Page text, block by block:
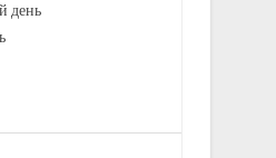
день